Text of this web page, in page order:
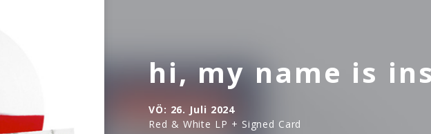
hi, my name is
VÖ: 26. Juli 2024
Red & White LP + Signed Card